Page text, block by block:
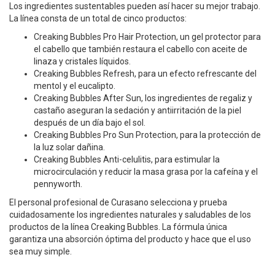
Los ingredientes sustentables pueden así hacer su mejor trabajo.
La línea consta de un total de cinco productos:
Creaking Bubbles Pro Hair Protection, un gel protector para
el cabello que también restaura el cabello con aceite de
linaza y cristales líquidos.
Creaking Bubbles Refresh, para un efecto refrescante del
mentol y el eucalipto.
Creaking Bubbles After Sun, los ingredientes de regaliz y
castaño aseguran la sedación y antiirritación de la piel
después de un día bajo el sol.
Creaking Bubbles Pro Sun Protection, para la protección de
la luz solar dañina.
Creaking Bubbles Anti-celulitis, para estimular la
microcirculación y reducir la masa grasa por la cafeína y el
pennyworth.
El personal profesional de Curasano selecciona y prueba
cuidadosamente los ingredientes naturales y saludables de los
productos de la línea Creaking Bubbles. La fórmula única
garantiza una absorción óptima del producto y hace que el uso
sea muy simple.